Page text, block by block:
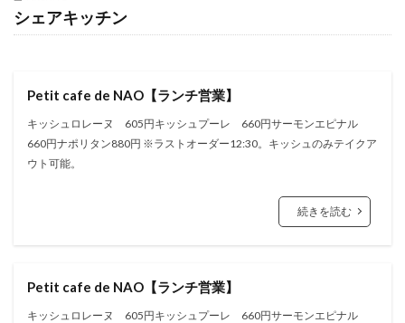
シェアキッチン
Petit cafe de NAO【ランチ営業】
キッシュロレーヌ 605円キッシュプーレ 660円サーモンエピナル
660円ナポリタン880円 ※ラストオーダー12:30。キッシュのみテイクア
ウト可能。
続きを読む
Petit cafe de NAO【ランチ営業】
キッシュロレーヌ 605円キッシュプーレ 660円サーモンエピナル